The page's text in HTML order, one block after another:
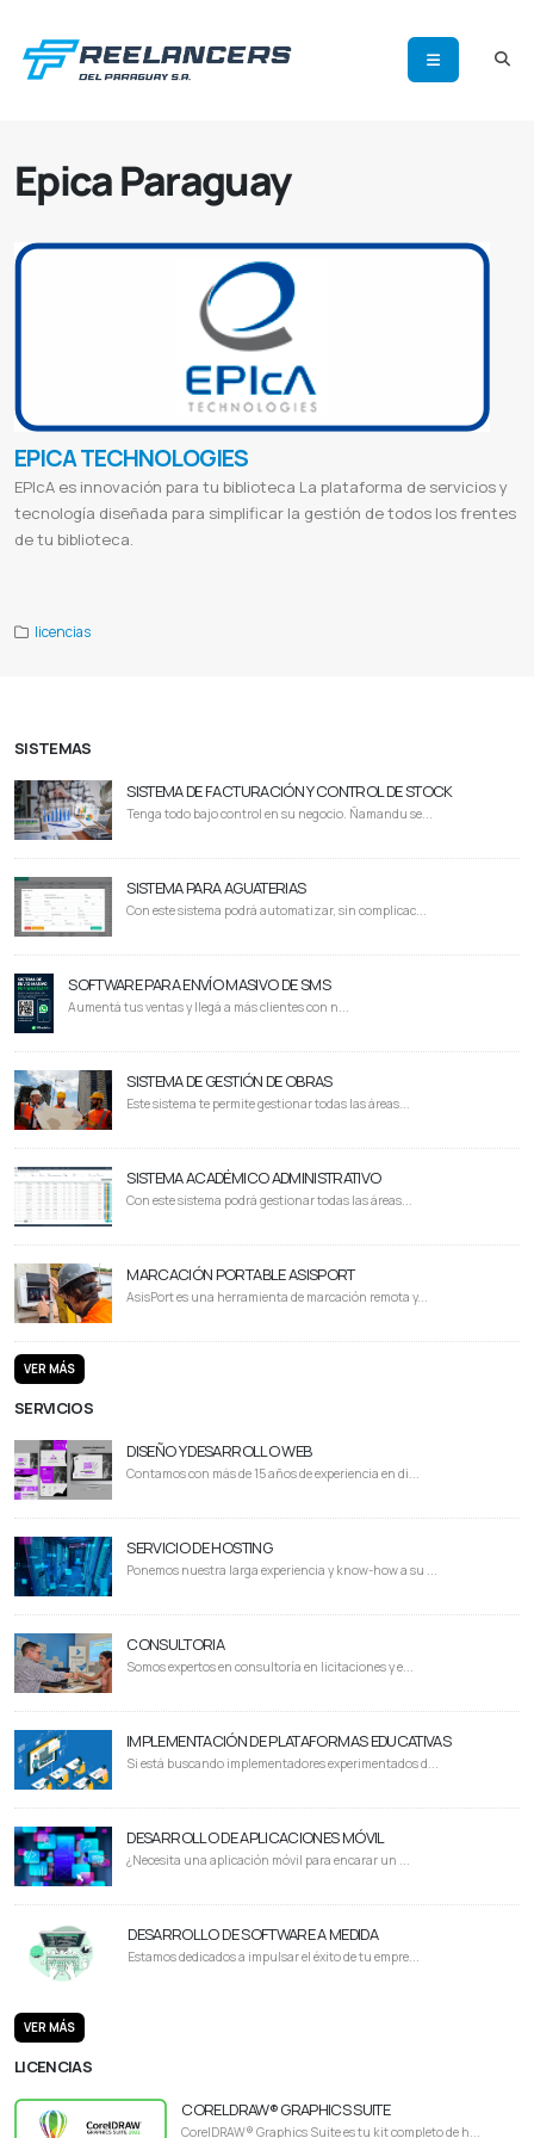
Epica Paraguay
EPICA TECHNOLOGIES
EPIcA es innovación para tu biblioteca La plataforma de servicios y
tecnología diseñada para simplificar la gestión de todos los frentes
de tu biblioteca.
licencias
SISTEMAS
SISTEMA DE FACTURACIÓN Y CONTROL DE STOCK
Tenga todo bajo control en su negocio. Ñamandu se...
SISTEMA PARA AGUATERIAS
Con este sistema podrá automatizar, sin complicac...
SOFTWARE PARA ENVÍO MASIVO DE SMS
Aumentá tus ventas y llegá a más clientes con n...
SISTEMA DE GESTIÓN DE OBRAS
Este sistema te permite gestionar todas las áreas...
SISTEMA ACADÉMICO ADMINISTRATIVO
Con este sistema podrá gestionar todas las áreas...
MARCACIÓN PORTABLE ASISPORT
AsisPort es una herramienta de marcación remota y...
VER MÁS
SERVICIOS
DISEÑO Y DESARROLLO WEB
Contamos con más de 15 años de experiencia en di...
SERVICIO DE HOSTING
Ponemos nuestra larga experiencia y know-how a su ...
CONSULTORIA
Somos expertos en consultoría en licitaciones y e...
IMPLEMENTACIÓN DE PLATAFORMAS EDUCATIVAS
Si está buscando implementadores experimentados d...
DESARROLLO DE APLICACIONES MÓVIL
¿Necesita una aplicación móvil para encarar un ...
DESARROLLO DE SOFTWARE A MEDIDA
Estamos dedicados a impulsar el éxito de tu empre...
VER MÁS
LICENCIAS
CORELDRAW® GRAPHICS SUITE
CorelDRAW® Graphics Suite es tu kit completo de h...